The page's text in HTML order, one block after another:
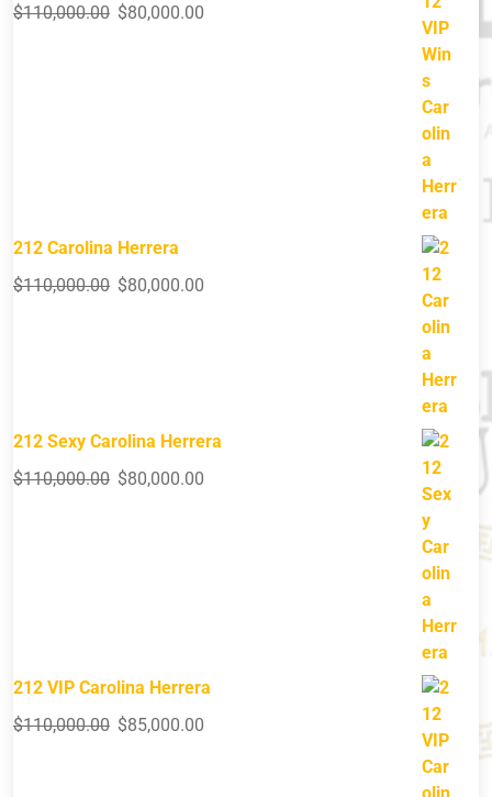
$110,000.00 $80,000.00
212 Carolina Herrera
$110,000.00 $80,000.00
212 Sexy Carolina Herrera
$110,000.00 $80,000.00
212 VIP Carolina Herrera
$110,000.00 $85,000.00